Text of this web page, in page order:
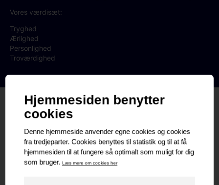
Vores værdisæt:
Tryghed
Ærlighed
Personlighed
Troværdighed
Medarbejdere